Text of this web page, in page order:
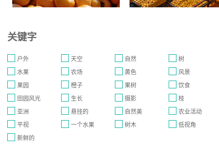
关键字
户外 天空 自然
树
水果
农场 黄色
风景
果园
橙子 果树
饮食
田园风光
生长 摄影
枝
亚洲
悬挂的 自然美
农业活动
平视
一个水果 树木
低视角
新鲜的